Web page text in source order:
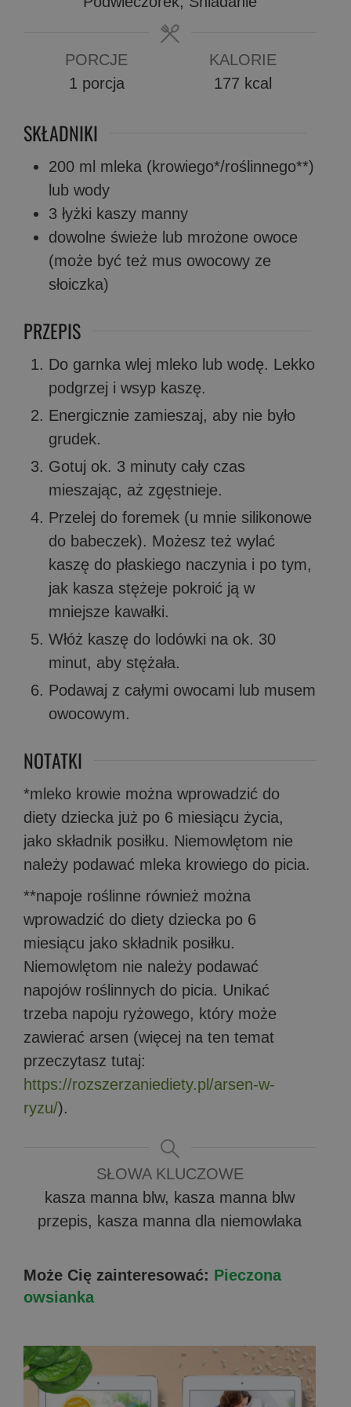
PORCJE
1 porcja
KALORIE
177 kcal
SKŁADNIKI
200 ml mleka (krowiego*/roślinnego**)
lub wody
3 łyżki kaszy manny
dowolne świeże lub mrożone owoce
(może być też mus owocowy ze
słoiczka)
PRZEPIS
Do garnka wlej mleko lub wodę. Lekko
podgrzej i wsyp kaszę.
Energicznie zamieszaj, aby nie było
grudek.
Gotuj ok. 3 minuty cały czas
mieszając, aż zgęstnieje.
Przelej do foremek (u mnie silikonowe
do babeczek). Możesz też wylać
kaszę do płaskiego naczynia i po tym,
jak kasza stężeje pokroić ją w
mniejsze kawałki.
Włóż kaszę do lodówki na ok. 30
minut, aby stężała.
Podawaj z całymi owocami lub musem
owocowym.
NOTATKI
*mleko krowie można wprowadzić do
diety dziecka już po 6 miesiącu życia,
jako składnik posiłku. Niemowlętom nie
należy podawać mleka krowiego do picia.
**napoje roślinne również można
wprowadzić do diety dziecka po 6
miesiącu jako składnik posiłku.
Niemowlętom nie należy podawać
napojów roślinnych do picia. Unikać
trzeba napoju ryżowego, który może
zawierać arsen (więcej na ten temat
przeczytasz tutaj:
https://rozszerzaniediety.pl/arsen-w-
ryzu/).
SŁOWA KLUCZOWE
kasza manna blw, kasza manna blw
przepis, kasza manna dla niemowlaka
Może Cię zainteresować: Pieczona
owsianka